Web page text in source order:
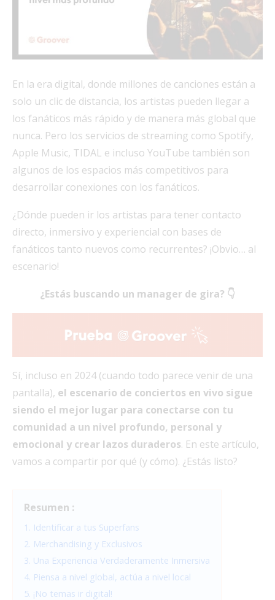
En la era digital, donde millones de canciones están a
solo un clic de distancia, los artistas pueden llegar a
los fanáticos más rápido y de manera más global que
nunca. Pero los servicios de streaming como Spotify,
Apple Music, TIDAL e incluso YouTube también son
algunos de los espacios más competitivos para
desarrollar conexiones con los fanáticos.
¿Dónde pueden ir los artistas para tener contacto
directo, inmersivo y experiencial con bases de
fanáticos tanto nuevos como recurrentes? ¡Obvio… al
escenario!
¿Estás buscando un manager de gira? 👇
Sí, incluso en 2024 (cuando todo parece venir de una
pantalla), el escenario de conciertos en vivo sigue
siendo el mejor lugar para conectarse con tu
comunidad a un nivel profundo, personal y
emocional y crear lazos duraderos. En este artículo,
vamos a compartir por qué (y cómo). ¿Estás listo?
Resumen :
1. Identificar a tus Superfans
2. Merchandising y Exclusivos
3. Una Experiencia Verdaderamente Inmersiva
4. Piensa a nivel global, actúa a nivel local
5. ¡No temas ir digital!